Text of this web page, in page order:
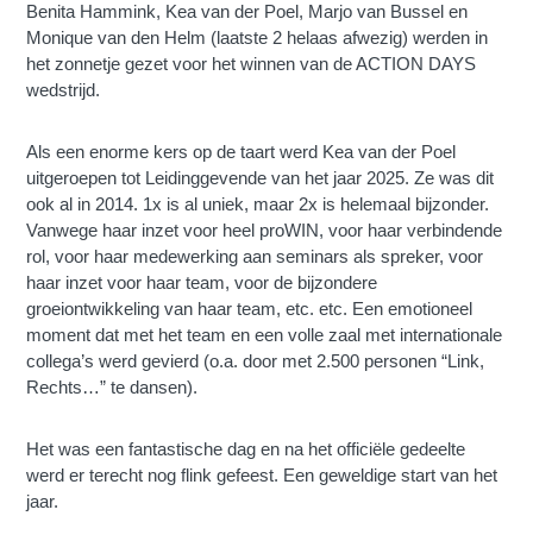
Benita Hammink, Kea van der Poel, Marjo van Bussel en
Monique van den Helm (laatste 2 helaas afwezig) werden in
het zonnetje gezet voor het winnen van de ACTION DAYS
wedstrijd.
Als een enorme kers op de taart werd Kea van der Poel
uitgeroepen tot Leidinggevende van het jaar 2025. Ze was dit
ook al in 2014. 1x is al uniek, maar 2x is helemaal bijzonder.
Vanwege haar inzet voor heel proWIN, voor haar verbindende
rol, voor haar medewerking aan seminars als spreker, voor
haar inzet voor haar team, voor de bijzondere
groeiontwikkeling van haar team, etc. etc. Een emotioneel
moment dat met het team en een volle zaal met internationale
collega’s werd gevierd (o.a. door met 2.500 personen “Link,
Rechts…” te dansen).
Het was een fantastische dag en na het officiële gedeelte
werd er terecht nog flink gefeest. Een geweldige start van het
jaar.